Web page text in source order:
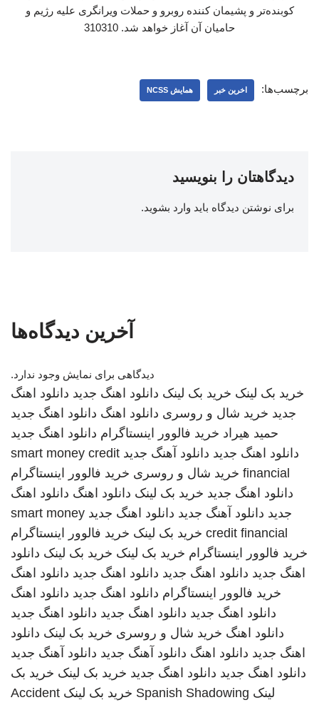
کوبنده‌تر و پشیمان کننده روبرو و حملات ویرانگری علیه رژیم و
حامیان آن آغاز خواهد شد. 310310
برچسب‌ها: اخرین خبر همایش NCSS
دیدگاهتان را بنویسید
برای نوشتن دیدگاه باید وارد بشوید.
آخرین دیدگاه‌ها
دیدگاهی برای نمایش وجود ندارد.
خرید بک لینک خرید بک لینک دانلود اهنگ جدید دانلود اهنگ
جدید خرید شال و روسری دانلود اهنگ دانلود اهنگ جدید
حمید هیراد خرید فالوور اینستاگرام دانلود اهنگ جدید
دانلود اهنگ جدید دانلود آهنگ جدید smart money credit
financial خرید شال و روسری خرید فالوور اینستاگرام
دانلود اهنگ جدید خرید بک لینک دانلود اهنگ دانلود اهنگ
جدید دانلود آهنگ جدید دانلود اهنگ جدید smart money
credit financial خرید بک لینک خرید فالوور اینستاگرام
خرید فالوور اینستاگرام خرید بک لینک خرید بک لینک دانلود
اهنگ جدید دانلود اهنگ جدید دانلود اهنگ جدید دانلود اهنگ
خرید فالوور اینستاگرام دانلود اهنگ جدید دانلود اهنگ
دانلود اهنگ جدید دانلود اهنگ جدید دانلود اهنگ جدید
دانلود اهنگ خرید شال و روسری خرید بک لینک دانلود
اهنگ جدید دانلود اهنگ دانلود آهنگ جدید دانلود آهنگ جدید
دانلود اهنگ جدید دانلود اهنگ جدید خرید بک لینک خرید بک
لینک Spanish Shadowing خرید بک لینک Accident